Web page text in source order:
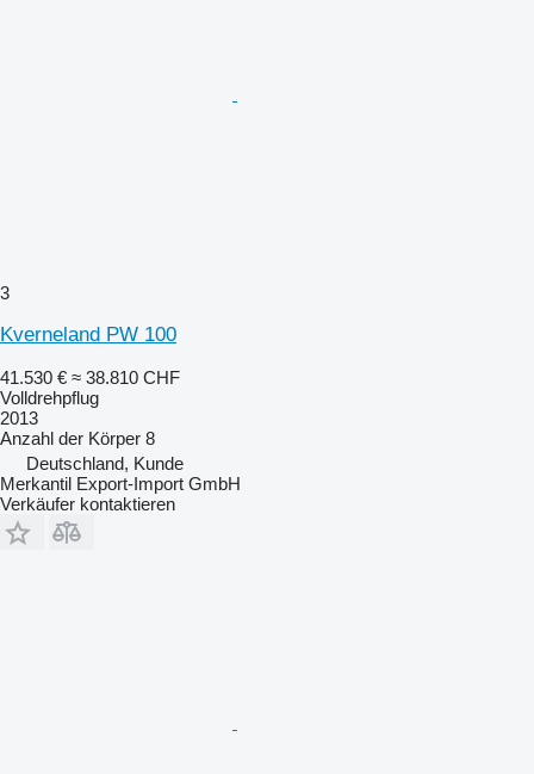
3
Kverneland PW 100
41.530 € ≈ 38.810 CHF
Volldrehpflug
2013
Anzahl der Körper 8
Deutschland, Kunde
Merkantil Export-Import GmbH
Verkäufer kontaktieren